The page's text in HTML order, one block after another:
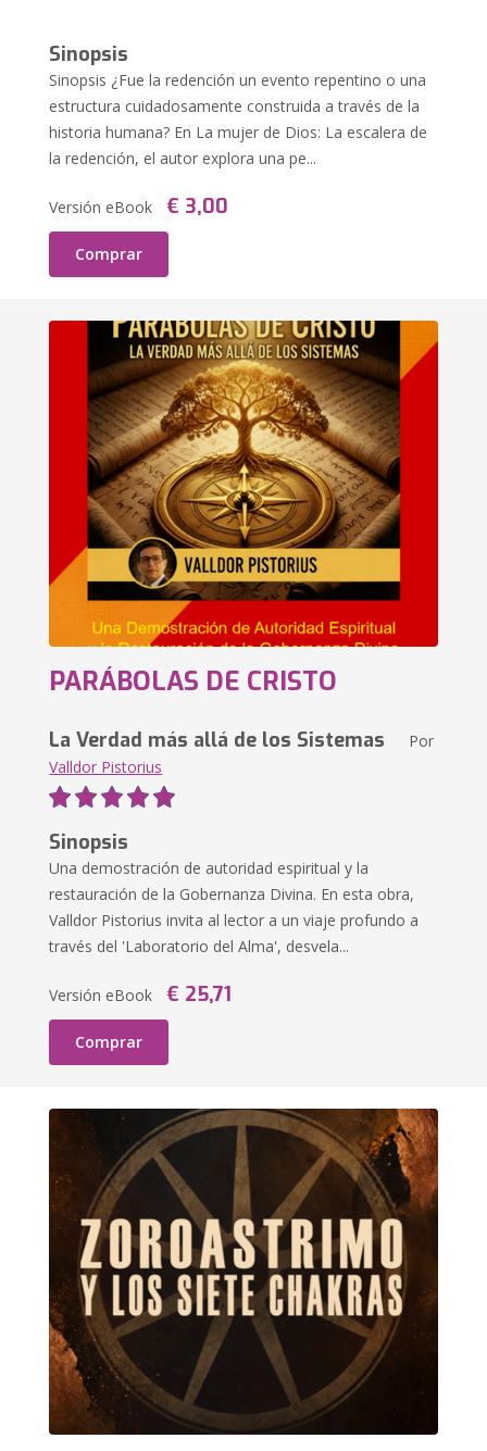
Sinopsis
Sinopsis ¿Fue la redención un evento repentino o una
estructura cuidadosamente construida a través de la
historia humana? En La mujer de Dios: La escalera de
la redención, el autor explora una pe...
Versión eBook € 3,00
Comprar
PARÁBOLAS DE CRISTO
La Verdad más allá de los Sistemas Por
Valldor Pistorius
Sinopsis
Una demostración de autoridad espiritual y la
restauración de la Gobernanza Divina. En esta obra,
Valldor Pistorius invita al lector a un viaje profundo a
través del 'Laboratorio del Alma', desvela...
Versión eBook € 25,71
Comprar